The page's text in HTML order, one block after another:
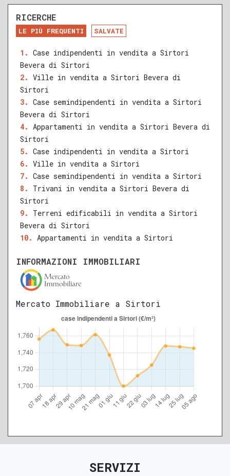
DA RISTRUTTURARE
NUOVA COSTRUZIONE
RECENTE
RISTRUTTURATO
QUALSIASI SUPERFICIE
A B C
RICERCHE
LE PIÙ FREQUENTI SALVATE
Case indipendenti in vendita a Sirtori
Bevera di Sirtori
Ville in vendita a Sirtori Bevera di
Sirtori
Case semindipendenti in vendita a Sirtori
Bevera di Sirtori
Appartamenti in vendita a Sirtori Bevera di
Sirtori
Case indipendenti in vendita a Sirtori
Ville in vendita a Sirtori
Case semindipendenti in vendita a Sirtori
Trivani in vendita a Sirtori Bevera di
Sirtori
Terreni edificabili in vendita a Sirtori
Bevera di Sirtori
Appartamenti in vendita a Sirtori
INFORMAZIONI IMMOBILIARI
Mercato Immobiliare a Sirtori
SERVIZI